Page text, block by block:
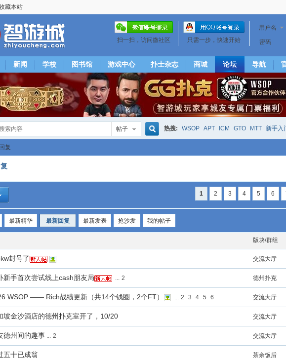
藏本站
用户名
密码
只需一步，快速开始
扫一扫，访问微社区
新闻 学校 图书馆 游戏中心 扑士杂志 商城 论坛 导航
帖子 热搜: WSOP APT ICM GTO MTT 新手入
复
1 2 3 4 5 6
最新精华 最新回复 最新发表 抢沙发 我的帖子
版块/群组
封号了 交流大厅
新手首次尝试线上cash朋友局 ... 2 德州扑克
WSOP —— Rich战绩更新（共14个钱圈，2个FT） ... 2 3 4 5 6 交流大厅
坡金沙酒店的德州扑克室开了，10/20 交流大厅
德州间的趣事 ... 2 交流大厅
五十已成翁 茶余饭后